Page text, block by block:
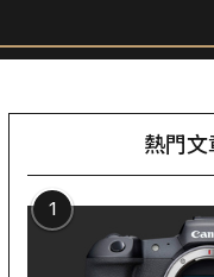
熱門文
1